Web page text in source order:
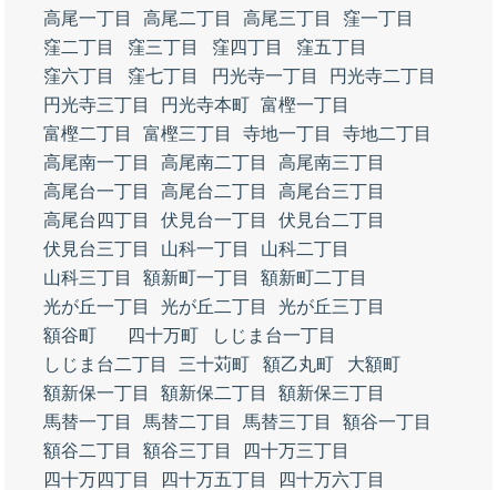
高尾一丁目
高尾二丁目 高尾三丁目
窪一丁目
窪二丁目
窪三丁目 窪四丁目
窪五丁目
窪六丁目
窪七丁目 円光寺一丁目
円光寺二丁目
円光寺三丁目
円光寺本町 富樫一丁目
富樫二丁目
富樫三丁目 寺地一丁目
寺地二丁目
高尾南一丁目
高尾南二丁目
高尾南三丁目
高尾台一丁目
高尾台二丁目
高尾台三丁目
高尾台四丁目
伏見台一丁目
伏見台二丁目
伏見台三丁目
山科一丁目
山科二丁目
山科三丁目
額新町一丁目
額新町二丁目
光が丘一丁目
光が丘二丁目
光が丘三丁目
額谷町
四十万町
しじま台一丁目
しじま台二丁目
三十苅町 額乙丸町
大額町
額新保一丁目
額新保二丁目
額新保三丁目
馬替一丁目
馬替二丁目 馬替三丁目
額谷一丁目
額谷二丁目
額谷三丁目
四十万三丁目
四十万四丁目
四十万五丁目
四十万六丁目